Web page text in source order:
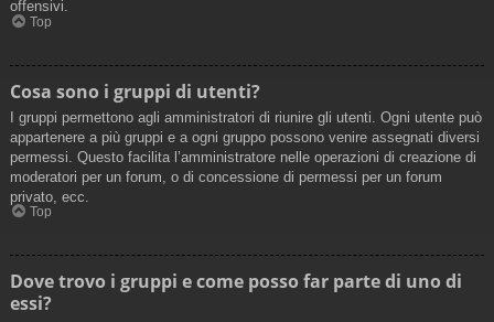
offensivi.
Top
Cosa sono i gruppi di utenti?
I gruppi permettono agli amministratori di riunire gli utenti. Ogni utente può
appartenere a più gruppi e a ogni gruppo possono venire assegnati diversi
permessi. Questo facilita l’amministratore nelle operazioni di creazione di
moderatori per un forum, o di concessione di permessi per un forum
privato, ecc.
Top
Dove trovo i gruppi e come posso far parte di uno di
essi?